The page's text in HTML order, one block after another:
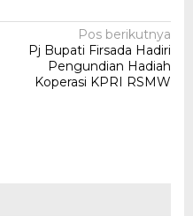
Pos berikutnya
Pj Bupati Firsada Hadiri
Pengundian Hadiah
Koperasi KPRI RSMW